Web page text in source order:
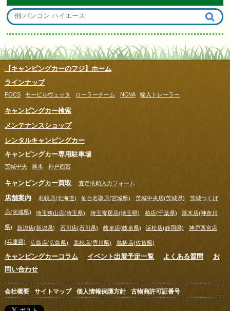
【キャンピングカーのフジ】ホーム
ラインナップ
FOCS モービルヴェッタ ローラーチーム NOVA 輸入トレーラー
キャンピングカー検索
メンテナンスショップ
レンタルキャンピングカー
キャンピングカー専用駐車場
茨城中央 厚木 神戸西宮
キャンピングカー買取 査定依頼入力フォーム
店舗案内 札幌店(北海道) 仙台名取店(宮城県) 茨城中央店(茨城県) 茨城つくば
店(茨城県) 埼玉狭山店(埼玉県) 埼玉寄居店(埼玉県) 柏店(千葉県) 厚木店(神奈川
県) 新潟店(新潟県) 石川店(石川県) 岐阜店(岐阜県) 浜松店(静岡県) 神戸西宮店
(兵庫県) 広島店(広島県) 高松店(香川県) 鳥栖店(佐賀県)
キャンピングカーコラム イベント出展予定一覧 よくある質問
お
問い合わせ
会社概要 サイトマップ 個人情報保護方針 古物商許可証番号